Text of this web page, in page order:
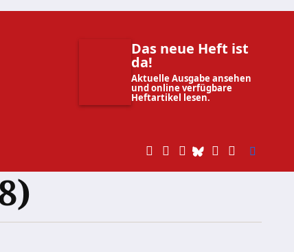
Das neue Heft ist
da!
Aktuelle Ausgabe ansehen
und online verfügbare
Heftartikel lesen.